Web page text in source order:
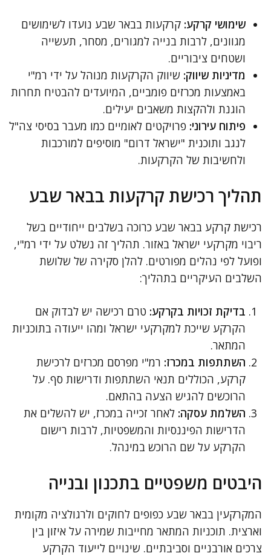
שימושי קרקע: קרקעות בבאר שבע נועדו לשימושים
מגוונים, לרבות בנייה למגורים, מסחר, תעשייה
ושטחים ציבוריים.
מדיניות שיווק: שיווק הקרקעות מנוהל על ידי רמ"י
באמצעות מכרזים פומביים, המיועדים להבטיח תחרות
הוגנת ולהקצות משאבים יעילים.
פיתוח עירוני: פרויקטים לאומיים כמו מעבר בסיסי צה"ל
לנגב ותוכנית "ישראל דרום" מוסיפים למורכבות
ולחשיבות של הקרקעות.
תהליך רכישת קרקעות בבאר שבע
רכישת קרקע בבאר שבע כרוכה בשלבים ייחודיים בשל
ריבוי מקרקעי ישראל באזור. תהליך זה נשלט על ידי רמ"י,
ופועל לפי נהלים מפורטים. להלן סקירה של שלושת
השלבים העיקריים בתהליך:
בדיקת זכויות בקרקע: טרם רכישה יש לבדוק אם
הקרקע שייכת למקרקעי ישראל ומהו ייעודה בתוכניות
המתאר.
השתתפות במכרז: רמ"י מפרסם מכרזים לרכישת
קרקע, הכוללים תנאי השתתפות ודרישות סף. על
הרוכשים להגיש הצעה בהתאם.
השלמת עסקה: לאחר זכייה במכרז, יש להשלים את
הדרישות הפיננסיות והמשפטיות, לרבות רישום
הקרקע על שם הרוכש במינהל.
היבטים משפטיים בתכנון ובנייה
המקרקעין בבאר שבע כפופים לחוקים ולרגולציה מקומית
וארצית. תוכניות המתאר מחייבות שמירה על איזון בין
צרכים אורבניים וסביבתיים. שינויים לייעוד הקרקע